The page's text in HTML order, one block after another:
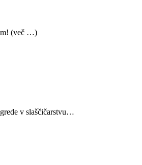
(več …)
v slaščičarstvu…